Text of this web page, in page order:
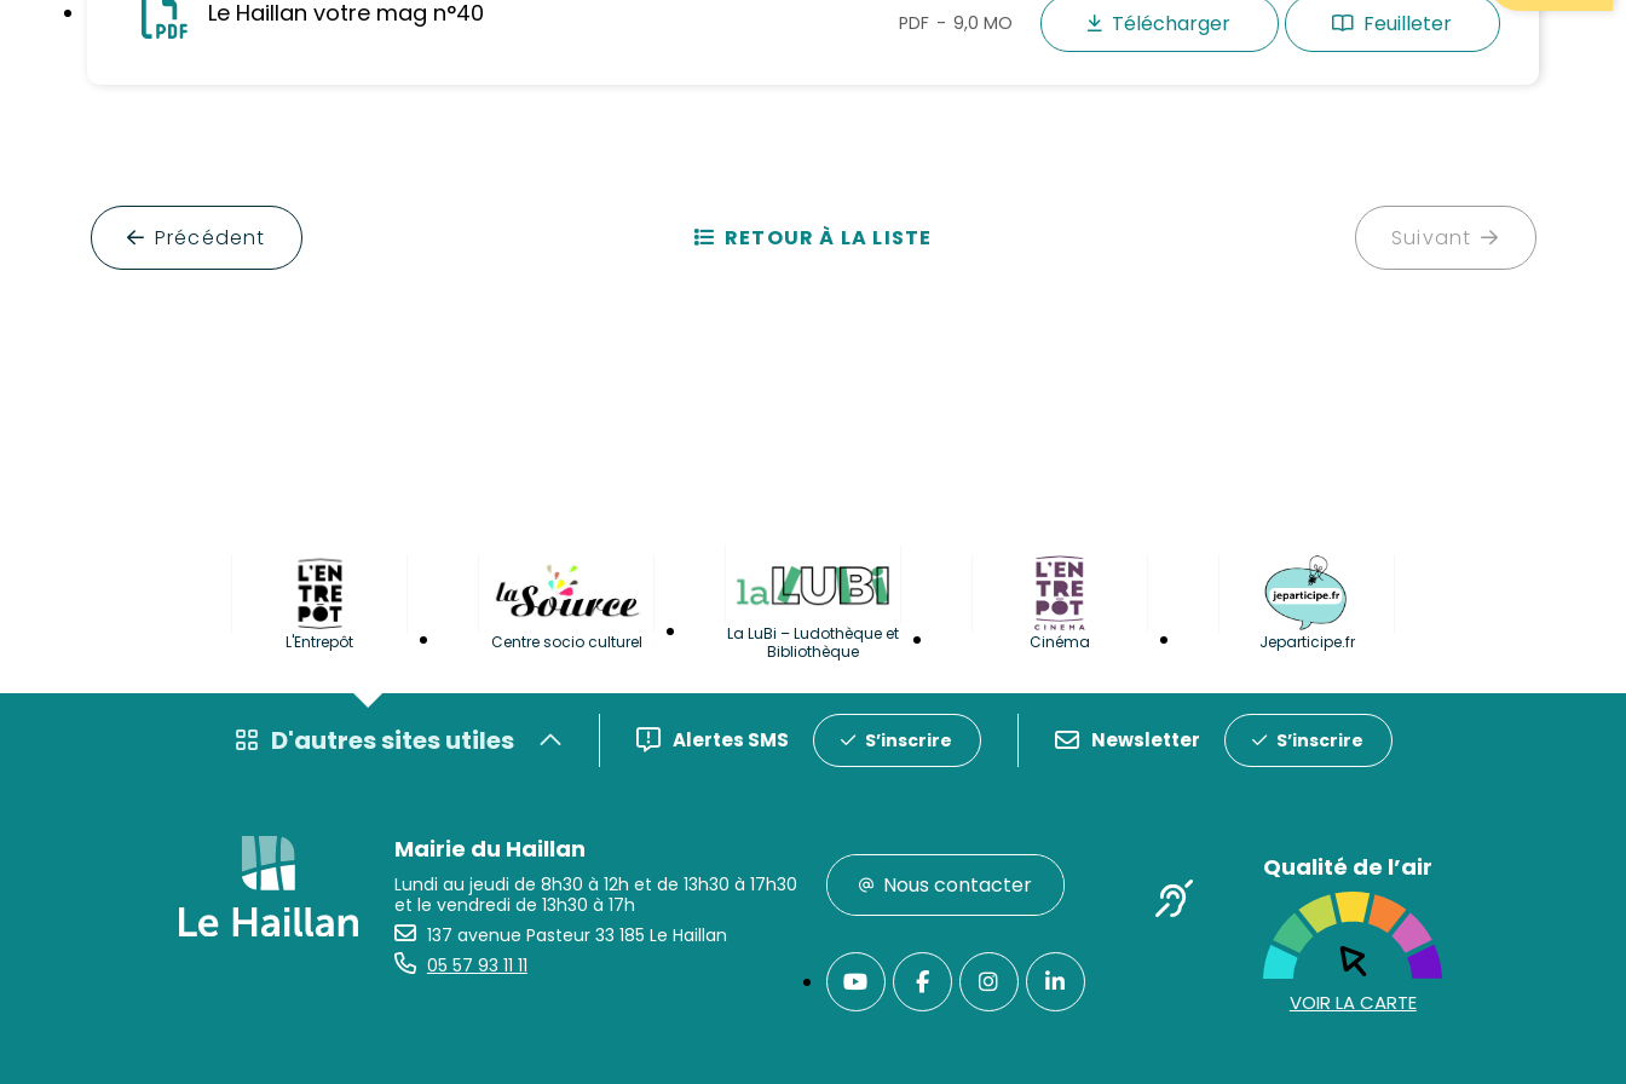
Le Haillan votre mag n°40 PDF 9,0 MO Télécharger Feuilleter
Précédent RETOUR À LA LISTE Suivant
L'Entrepôt Centre socio culturel
La LuBi – Ludothèque et
Bibliothèque
Cinéma Jeparticipe.fr
D'autres sites utiles Alertes SMS S’inscrire Newsletter S’inscrire
Mairie du Haillan
Lundi au jeudi de 8h30 à 12h et de 13h30 à 17h30
et le vendredi de 13h30 à 17h
137 avenue Pasteur 33 185 Le Haillan
05 57 93 11 11
Nous contacter
Qualité de l’air
VOIR LA CARTE